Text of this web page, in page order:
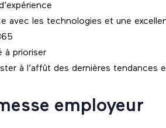
avec les technologies et une
à prioriser
à l’affût des dernières tendances
employeur